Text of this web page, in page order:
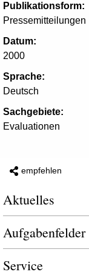
Publikationsform:
Pressemitteilungen
Datum:
2000
Sprache:
Deutsch
Sachgebiete:
Evaluationen
empfehlen
Aktuelles
Aufgabenfelder
Service